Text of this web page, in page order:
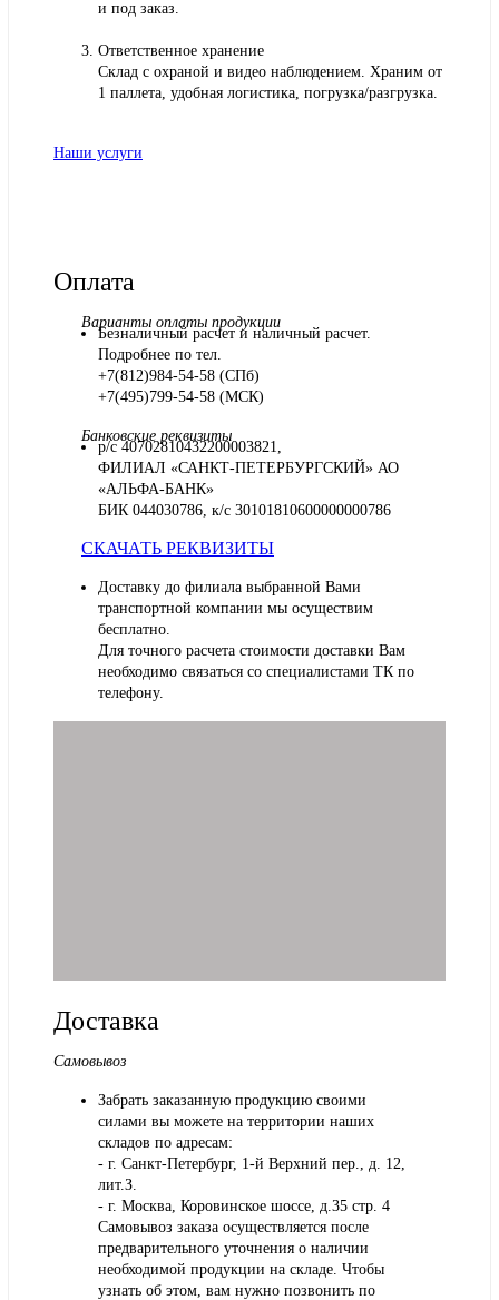
и под заказ.
Ответственное хранение
Склад с охраной и видео наблюдением. Храним от
1 паллета, удобная логистика, погрузка/разгрузка.
Наши услуги
Оплата
Варианты оплаты продукции
Безналичный расчет и наличный расчет.
Подробнее по тел.
+7(812)984-54-58 (СПб)
+7(495)799-54-58 (МСК)
Банковские реквизиты
р/с 40702810432200003821,
ФИЛИАЛ «САНКТ-ПЕТЕРБУРГСКИЙ» АО
«АЛЬФА-БАНК»
БИК 044030786, к/с 30101810600000000786
СКАЧАТЬ РЕКВИЗИТЫ
Доставку до филиала выбранной Вами
транспортной компании мы осуществим
бесплатно.
Для точного расчета стоимости доставки Вам
необходимо связаться со специалистами ТК по
телефону.
Доставка
Самовывоз
Забрать заказанную продукцию своими
силами вы можете на территории наших
складов по адресам:
- г. Санкт-Петербург, 1-й Верхний пер., д. 12,
лит.З.
- г. Москва, Коровинское шоссе, д.35 стр. 4
Самовывоз заказа осуществляется после
предварительного уточнения о наличии
необходимой продукции на складе. Чтобы
узнать об этом, вам нужно позвонить по